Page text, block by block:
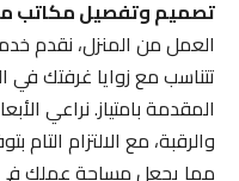
تصميم وتفصيل مكاتب
العمل من المنزل، نقدم
تتناسب مع زوايا غرفتك في
المقدمة بامتياز. نراعي
والرقبة، مع الالتزام التام
مما يجعل مساحة عملك في